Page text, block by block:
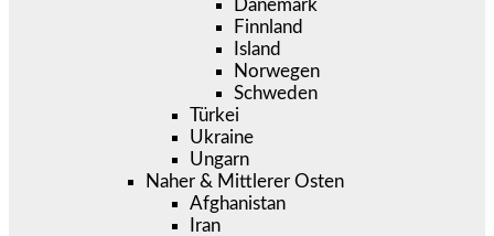
Dänemark
Finnland
Island
Norwegen
Schweden
Türkei
Ukraine
Ungarn
Naher & Mittlerer Osten
Afghanistan
Iran